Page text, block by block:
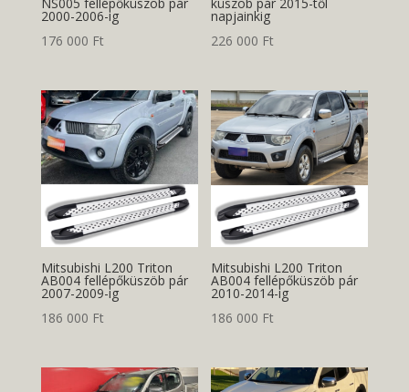
2000-2006-ig
176 000 Ft
napjainkig
226 000 Ft
Mitsubishi L200 Triton
AB004 fellépőküszöb pár
2007-2009-ig
186 000 Ft
Mitsubishi L200 Triton
AB004 fellépőküszöb pár
2010-2014-ig
186 000 Ft